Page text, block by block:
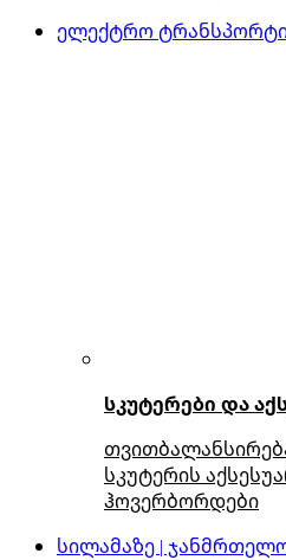
ელექტრო
სკუტერები და
სკუტერის
ჰოვერბორდები
სილამაზე |